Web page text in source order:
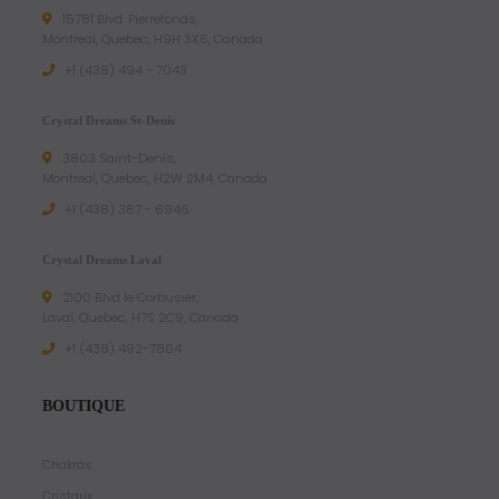
15781 Blvd. Pierrefonds,
Montreal, Quebec, H9H 3X6, Canada
+1 (438) 494 - 7043
Crystal Dreams St-Denis
3803 Saint-Denis,
Montreal, Quebec, H2W 2M4, Canada
+1 (438) 387 - 6946
Crystal Dreams Laval
2100 Blvd le Corbusier,
Laval, Quebec, H7S 2C9, Canada
+1 ‪(438) 492-7804‬
BOUTIQUE
Chakras